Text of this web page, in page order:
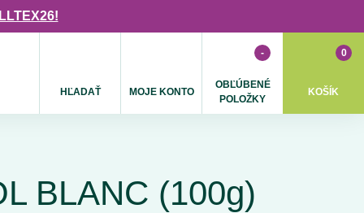
HĽADAŤ MOJE KONTO
OBĽÚBENÉ
POLOŽKY
-
KOŠÍK
0
BLANC (100g)